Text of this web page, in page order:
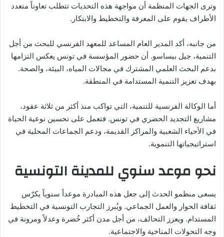
وترى الجهات المنظمة أن مواجهة هذه التحديات تتطلب تعاوناً متعدد
الأطراف يقوم على المعرفة والتخطيط والابتكار.
من جانبه، أكد المدير العام المساعد للمعهد الفرنسي للبحث من أجل
التنمية، جيل بيساسو. أن حضور المؤسسة في تونس يعكس التزامها
بدعم البحث العلمي المشترك في مجالات المياه، البيئة، والصحة.
بهدف تعزيز التنمية المستدامة في المنطقة.
أما الوكالة الفرنسية للتنمية، التي تواكب منذ أكثر من ثلاثة عقود،
مشاريع التجديد الحضري في تونس. فتعمل على تحسين نوعية الحياة
في الأحياء الشعبية والمراكز القديمة، ودعم الجماعات المحلية في
استراتيجياتها التنموية.
نحو موعد سنوي للمدينة التونسية
يسعى منظمو الحدث إلى جعل هذه المبادرة موعداً سنوياً يكرّس
ثقافة الحوار والعمل الجماعي. ويُبرز التجارب التونسية في التخطيط
المستدام. ويعزز التحالف، من أجل مدن أكثر خُضرة وعدلاً ومرونة في
وجه التحولات المناخية والاجتماعية.